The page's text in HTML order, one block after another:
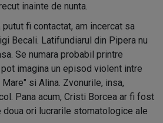
inainte de nunta.
putut fi contactat, am incercat sa
Becali. Latifundiarul din Pipera nu
Se numara probabil printre
imagina un episod violent intre
si Alina. Zvonurile, insa,
Pana acum, Cristi Borcea ar fi fost
ori lucrarile stomatologice ale